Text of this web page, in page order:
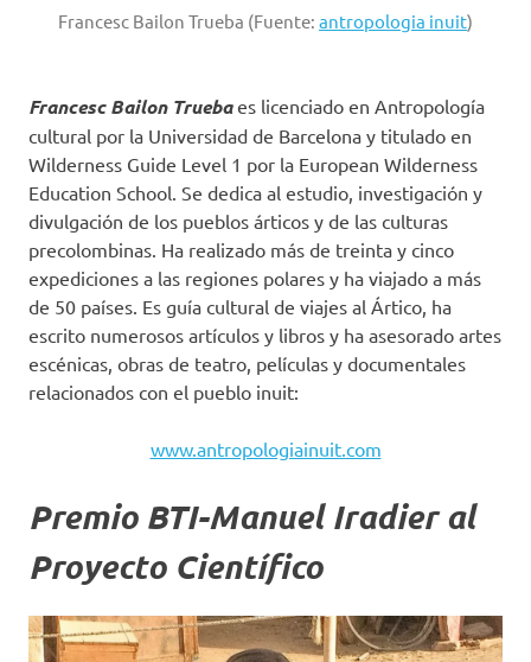
Francesc Bailon Trueba (Fuente: antropologia inuit)
Francesc Bailon Truebaes licenciado en Antropología
cultural por la Universidad de Barcelona y titulado en
Wilderness Guide Level 1 por la European Wilderness
Education School. Se dedica al estudio, investigación y
divulgación de los pueblos árticos y de las culturas
precolombinas. Ha realizado más de treinta y cinco
expediciones a las regiones polares y ha viajado a más
de 50 países. Es guía cultural de viajes al Ártico, ha
escrito numerosos artículos y libros y ha asesorado artes
escénicas, obras de teatro, películas y documentales
relacionados con el pueblo inuit:
www.antropologiainuit.com
Premio BTI-Manuel Iradier al
Proyecto Científico